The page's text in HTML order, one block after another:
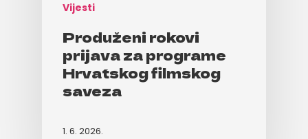
Vijesti
Produženi rokovi
prijava za programe
Hrvatskog filmskog
saveza
1. 6. 2026.